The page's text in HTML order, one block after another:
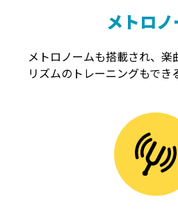
メトロノ
メトロノームも搭載され、楽
リズムのトレーニングもでき